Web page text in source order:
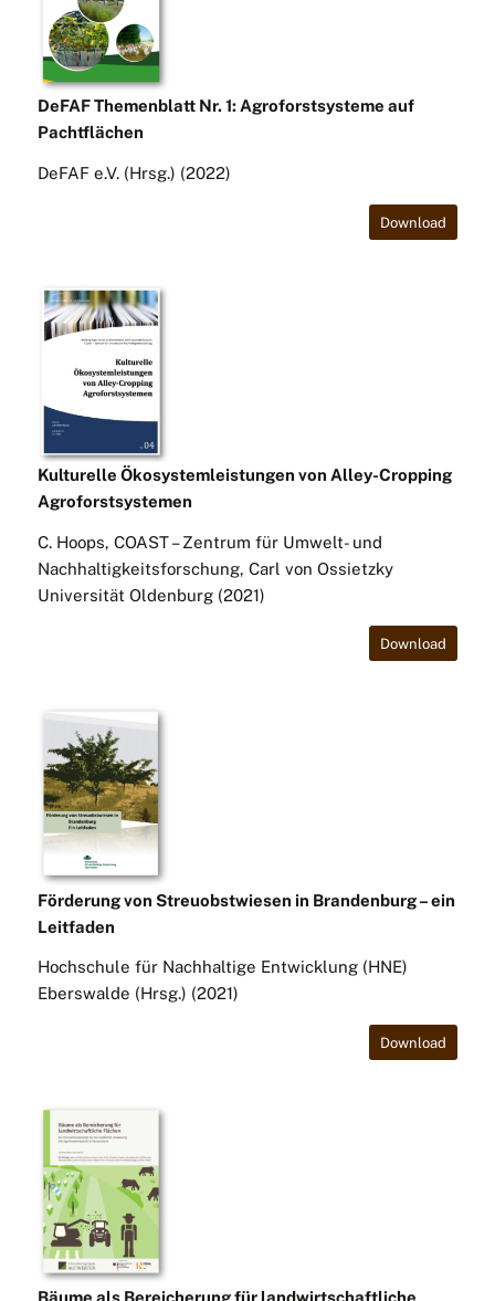
DeFAF Themenblatt Nr. 1: Agroforstsysteme auf
Pachtflächen
DeFAF e.V. (Hrsg.) (2022)
Download
Kulturelle Ökosystemleistungen von Alley-Cropping
Agroforstsystemen
C. Hoops, COAST – Zentrum für Umwelt- und
Nachhaltigkeitsforschung, Carl von Ossietzky
Universität Oldenburg (2021)
Download
Förderung von Streuobstwiesen in Brandenburg – ein
Leitfaden
Hochschule für Nachhaltige Entwicklung (HNE)
Eberswalde (Hrsg.) (2021)
Download
Bäume als Bereicherung für landwirtschaftliche